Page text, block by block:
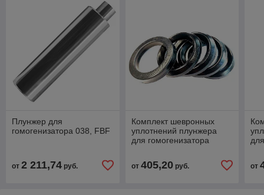
Плунжер для
гомогенизатора 038, FBF
от 2 211,74 руб.
Комплект шевронных
уплотнений плунжера
для гомогенизатора
HA33030
от 405,20руб. от